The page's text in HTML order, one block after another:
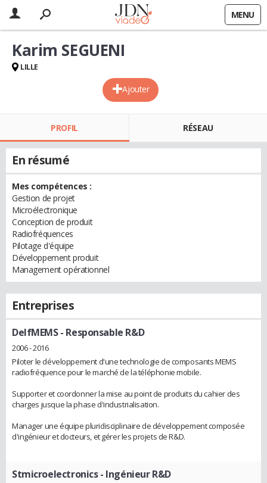
MENU
Ajouter
Karim SEGUENI
LILLE
PROFIL RÉSEAU
En résumé
Mes compétences :
Gestion de projet
Microélectronique
Conception de produit
Radiofréquences
Pilotage d'équipe
Développement produit
Management opérationnel
Entreprises
DelfMEMS- Responsable R&D
2006 - 2016
Piloter le développement d'une technologie de composants MEMS
radiofréquence pour le marché de la téléphonie mobile.
Supporter et coordonner la mise au point de produits du cahier des
charges jusque la phase d'industrialisation.
Manager une équipe pluridisciplinaire de développement composée
d'ingénieur et docteurs, et gérer les projets de R&D.
Stmicroelectronics- Ingénieur R&D